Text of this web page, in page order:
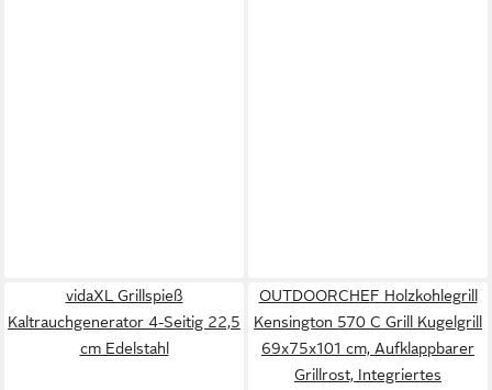
vidaXL Grillspieß
Kaltrauchgenerator 4-Seitig 22,5
cm Edelstahl
OUTDOORCHEF Holzkohlegrill
Kensington 570 C Grill Kugelgrill
69x75x101 cm, Aufklappbarer
Grillrost, Integriertes